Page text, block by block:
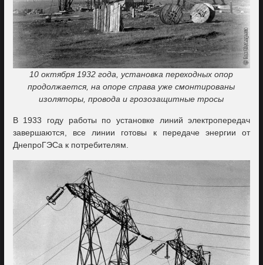
10 октября 1932 года, установка переходных опор
продолжается, на опоре справа уже смонтированы
изоляторы, провода и грозозащитные тросы
В 1933 году работы по установке линий электропередач
завершаются, все линии готовы к передаче энергии от
ДнепроГЭСа к потребителям.